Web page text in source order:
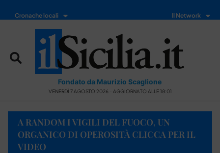
Cronache locali Il Network
Fondato da Maurizio Scaglione
VENERDÌ 7 AGOSTO 2026 - AGGIORNATO ALLE 18:01
A RANDOM I VIGILI DEL FUOCO, UN
ORGANICO DI OPEROSITÀ CLICCA PER IL
VIDEO